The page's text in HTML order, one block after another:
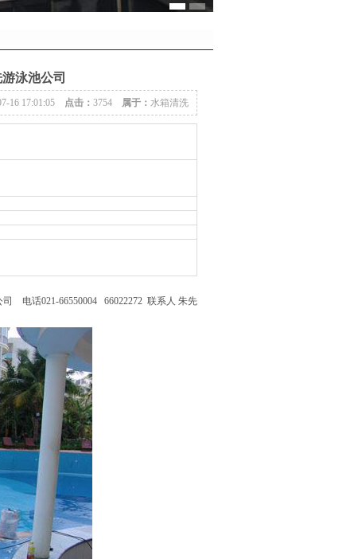
泳池公司
16 17:01:05 点击： 3754 属于： 水箱清洗
电话021-66550004 66022272 联系人 朱先